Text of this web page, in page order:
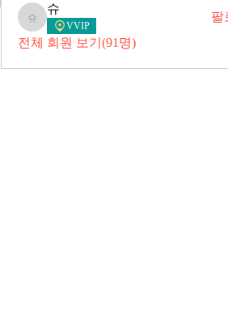
슈
슈
VVIP
팔
전체 회원 보기(91명)